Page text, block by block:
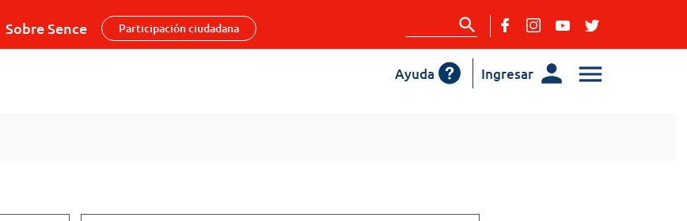
Sobre Sence Participación ciudadana
Ingresar
Ayuda